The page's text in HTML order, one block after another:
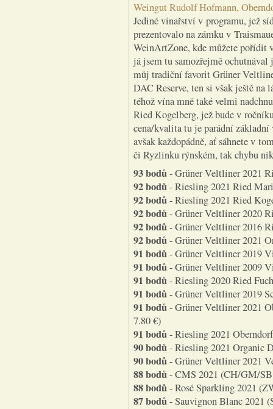
Weingut Rudolf Hofmann,
Jediné vinařství v programu, jež
prezentovalo na zámku v
WeinArtZone, kde můžete pořídit
já jsem tu samozřejmě
můj tradiční favorit Grüner
DAC Reserve, ten si však ještě
téhož vína mně také velmi
Ried Kogelberg, jež bude v
cena/kvalita tu je parádní
avšak každopádně, ať sáhnete v
či Ryzlinku rýnském, tak chybu
93 bodů- Grüner Veltliner 2021
92 bodů- Riesling 2021 Ried
92 bodů- Riesling 2021 Ried
92 bodů- Grüner Veltliner 2020
92 bodů- Grüner Veltliner 2016
92 bodů- Grüner Veltliner 2021
91 bodů- Grüner Veltliner 2019
91 bodů- Grüner Veltliner 2009
91 bodů- Riesling 2020 Ried
91 bodů- Grüner Veltliner 2019
91 bodů- Grüner Veltliner 2021
7.80 €)
91 bodů- Riesling 2021
90 bodů- Riesling 2021 Organic
90 bodů- Grüner Veltliner 2021
88 bodů- CMS 2021 (CH/GM/
88 bodů- Rosé Sparkling 2021
87 bodů- Sauvignon Blanc 2021